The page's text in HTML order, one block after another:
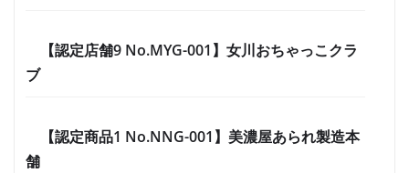
【認定店舗9 No.MYG-001】女川おちゃっこクラ
ブ
【認定商品1 No.NNG-001】美濃屋あられ製造本
舗